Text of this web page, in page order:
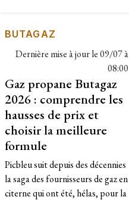
BUTAGAZ
Dernière mise à jour le09/07 à
08:00
Gaz propane Butagaz
2026 : comprendre les
hausses de prix et
choisir la meilleure
formule
Picbleu suit depuis des décennies
la saga des fournisseurs de gaz en
citerne qui ont été, hélas, pour la